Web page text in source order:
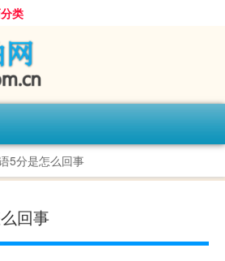
类
5分是怎么回事
回事